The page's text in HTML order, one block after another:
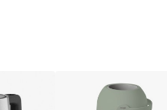
間內完成訂購或結帳流程